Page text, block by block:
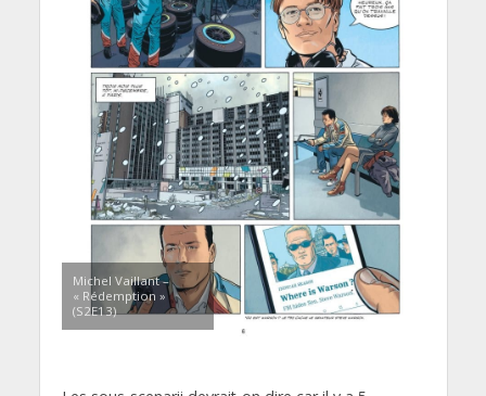
Michel Vaillant –
« Rédemption »
(S2E13)